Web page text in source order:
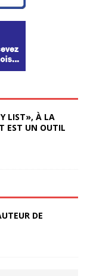
LIST», À LA
EST UN OUTIL
DE